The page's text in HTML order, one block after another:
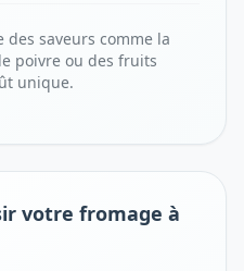
des saveurs comme la
poivre ou des fruits
unique.
votre fromage à